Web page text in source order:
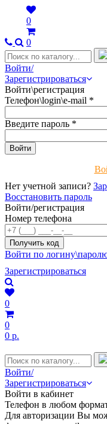
0
0
Войти/
Зарегистрироваться
Войти\регистрация
Телефон\login\e-mail *
Введите пароль *
Нет учетной записи?
Восстановить пароль
Войти/регистрация
Номер телефона
Войти по
Зарегистрироваться
0
0
0 р.
Войти/
Зарегистрироваться
Войти в кабинет
Телефон в любом
Для авторизации Вы